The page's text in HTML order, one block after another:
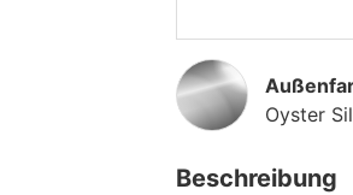
Oyster
Beschreibung